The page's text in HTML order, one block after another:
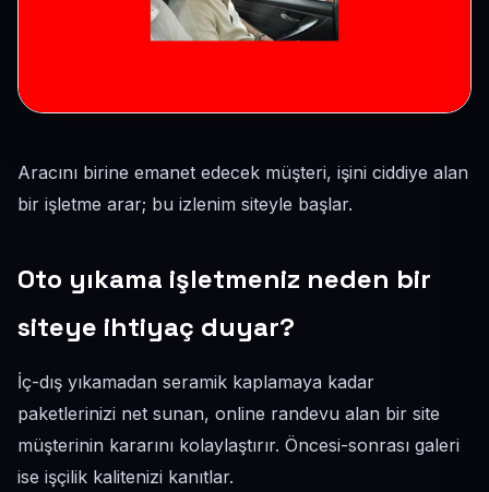
Aracını birine emanet edecek müşteri, işini ciddiye alan
bir işletme arar; bu izlenim siteyle başlar.
Oto yıkama işletmeniz neden bir
siteye ihtiyaç duyar?
İç-dış yıkamadan seramik kaplamaya kadar
paketlerinizi net sunan, online randevu alan bir site
müşterinin kararını kolaylaştırır. Öncesi-sonrası galeri
ise işçilik kalitenizi kanıtlar.